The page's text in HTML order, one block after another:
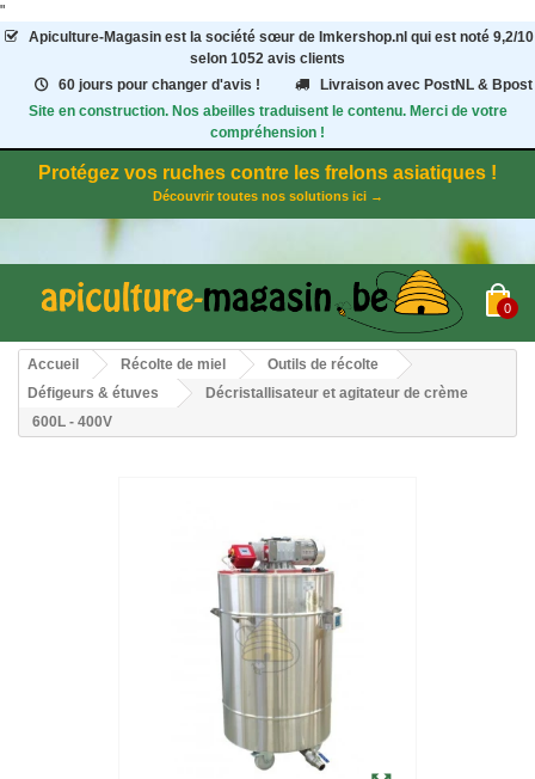
"
Apiculture-Magasinest la société sœur de Imkershop.nl qui est noté 9,2/10
selon 1052 avis clients
60 jours pour changer d'avis !
Livraison avec PostNL & Bpost
Site en construction. Nos abeilles traduisent le contenu. Merci de votre
compréhension !
Protégez vos ruches contre les frelons asiatiques !
Découvrir toutes nos solutions ici →
0
Accueil Récolte de miel
Outils de récolte
Défigeurs & étuves
Décristallisateur et agitateur de crème
600L - 400V